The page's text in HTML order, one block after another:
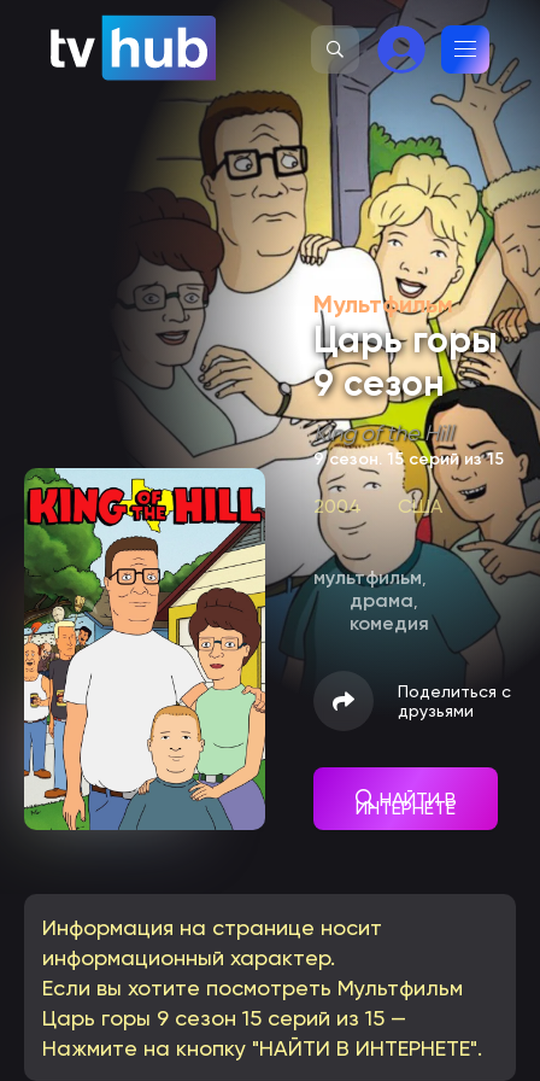
Мультфильм
Царь горы
9 сезон
King of the Hill
9 сезон. 15 серий из 15
2004 США
мультфильм
драма
комедия
Поделиться с
друзьями
НАЙТИ В
ИНТЕРНЕТЕ
Информация на странице носит
информационный характер.
Если вы хотите посмотреть Мультфильм
Царь горы 9 сезон 15 серий из 15 —
Нажмите на кнопку "НАЙТИ В ИНТЕРНЕТЕ".